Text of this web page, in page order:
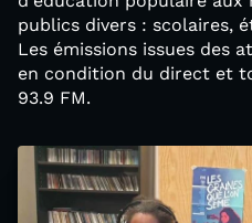
publics divers : scolaires,
Les émissions issues des
en condition du direct et
93.9 FM.